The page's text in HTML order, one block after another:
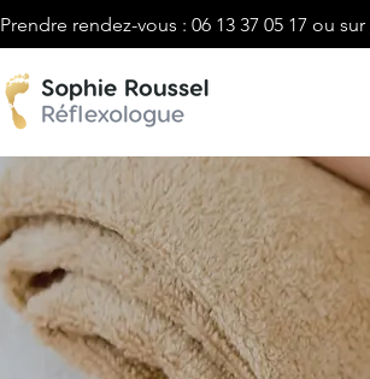
Prendre rendez-vous : 06 13 37 05 17 ou sur